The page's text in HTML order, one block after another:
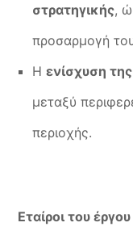
στρατηγικής,
προσαρμογή
Η ενίσχυση
μεταξύ
περιοχής.
Εταίροι του